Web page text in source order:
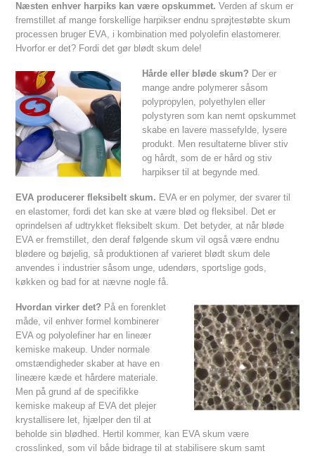
Næsten enhver harpiks kan være opskummet. Verden af skum er
fremstillet af mange forskellige harpikser endnu sprøjtestøbte skum
processen bruger EVA, i kombination med polyolefin elastomerer.
Hvorfor er det? Fordi det gør blødt skum dele!
Hårde eller bløde skum? Der er
mange andre polymerer såsom
polypropylen, polyethylen eller
polystyren som kan nemt opskummet
skabe en lavere massefylde, lysere
produkt. Men resultaterne bliver stiv
og hårdt, som de er hård og stiv
harpikser til at begynde med.
EVA producerer fleksibelt skum. EVA er en polymer, der svarer til
en elastomer, fordi det kan ske at være blød og fleksibel. Det er
oprindelsen af udtrykket fleksibelt skum. Det betyder, at når bløde
EVA er fremstillet, den deraf følgende skum vil også være endnu
blødere og bøjelig, så produktionen af varieret blødt skum dele
anvendes i industrier såsom unge, udendørs, sportslige gods,
køkken og bad for at nævne nogle få.
Hvordan virker det? På en forenklet
måde, vil enhver formel kombinerer
EVA og polyolefiner har en lineær
kemiske makeup. Under normale
omstændigheder skaber at have en
lineære kæde et hårdere materiale.
Men på grund af de specifikke
kemiske makeup af EVA det plejer
krystallisere let, hjælper den til at
beholde sin blødhed. Hertil kommer, kan EVA skum være
crosslinked, som vil både bidrage til at stabilisere skum samt